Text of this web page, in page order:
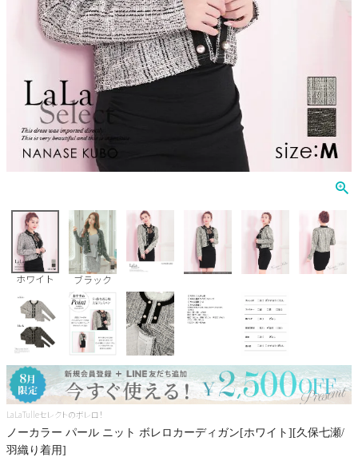
GLAMOROUS
IRMA
JENNNY
COMEX
Rechercher
Pleaser
ホワイト ブラック
LaLaTulleセレクトのボレロ！
ノーカラー パール ニット ボレロカーディガン[ホワイト][久保七瀬/
羽織り着用]